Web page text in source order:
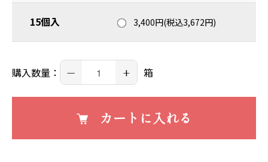
15個入 3,400円(税込3,672円)
購入数量： － + 箱
カートに入れる